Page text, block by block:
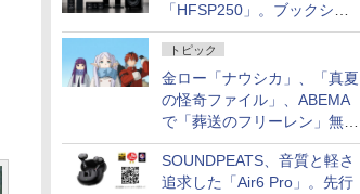
「HFSP250」。ブックシェ
ルフはペア3万円以下
トピック
金ロー「ナウシカ」、「真夏
の怪奇ファイル」、ABEMA
で「葬送のフリーレン」無料
配信など。夏の特番・配信情
報
SOUNDPEATS、音質と軽さ
追求した「Air6 Pro」。先行